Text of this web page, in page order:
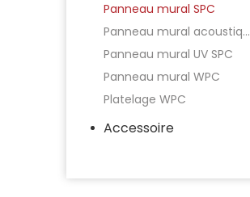
Panneau mural SPC
Panneau mural acoustique
Panneau mural UV SPC
Panneau mural WPC
Platelage WPC
Accessoire